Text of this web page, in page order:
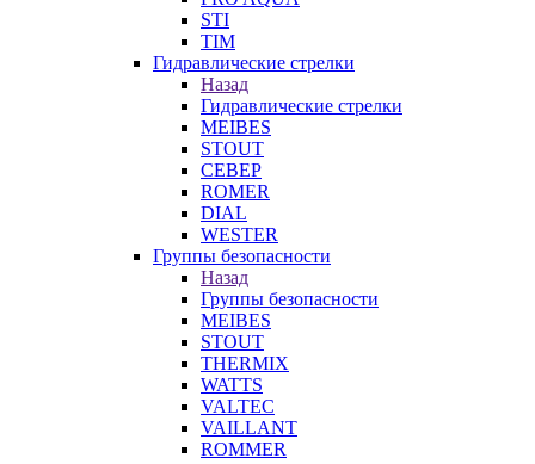
STI
TIM
Гидравлические стрелки
Назад
Гидравлические стрелки
MEIBES
STOUT
СЕВЕР
ROMER
DIAL
WESTER
Группы безопасности
Назад
Группы безопасности
MEIBES
STOUT
THERMIX
WATTS
VALTEC
VAILLANT
ROMMER